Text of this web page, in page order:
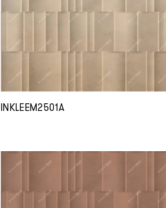
INKLEEM2501A